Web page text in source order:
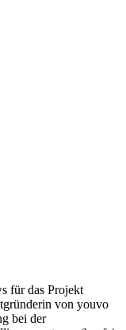
für das Projekt
von youvo
bei der